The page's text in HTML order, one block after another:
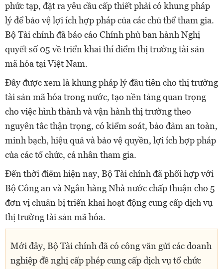
phức tạp, đặt ra yêu cầu cấp thiết phải có khung pháp
lý để bảo vệ lợi ích hợp pháp của các chủ thể tham gia.
Bộ Tài chính đã báo cáo Chính phủ ban hành Nghị
quyết số 05 về triển khai thí điểm thị trường tài sản
mã hóa tại Việt Nam.
Đây được xem là khung pháp lý đầu tiên cho thị trường
tài sản mã hóa trong nước, tạo nền tảng quan trọng
cho việc hình thành và vận hành thị trường theo
nguyên tắc thận trọng, có kiểm soát, bảo đảm an toàn,
minh bạch, hiệu quả và bảo vệ quyền, lợi ích hợp pháp
của các tổ chức, cá nhân tham gia.
Đến thời điểm hiện nay, Bộ Tài chính đã phối hợp với
Bộ Công an và Ngân hàng Nhà nước chấp thuận cho 5
đơn vị chuẩn bị triển khai hoạt động cung cấp dịch vụ
thị trường tài sản mã hóa.
Mới đây, Bộ Tài chính đã có công văn gửi các doanh
nghiệp đề nghị cấp phép cung cấp dịch vụ tổ chức